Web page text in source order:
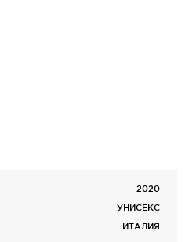
2020
УНИСЕКС
ИТАЛИЯ